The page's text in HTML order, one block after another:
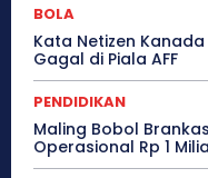
BOLA
Kata Netizen
Gagal di Piala AFF
PENDIDIKAN
Maling Bobol
Operasional Rp 1